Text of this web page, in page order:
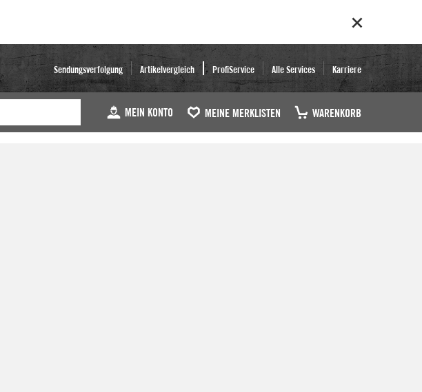
Sendungsverfolgung Artikelvergleich ProfiService Alle Services Karriere
MEIN KONTO MEINE MERKLISTEN WARENKORB